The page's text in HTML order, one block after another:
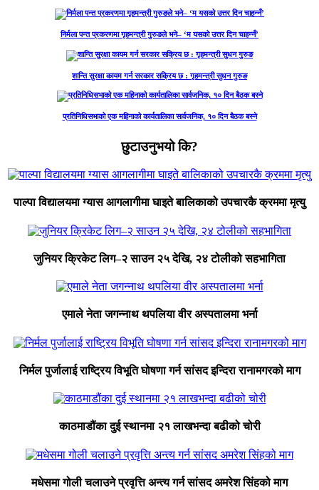
निर्मला पन्त प्रकरणमा गृहमन्त्री गुरुङले भने– ‘म यसको उत्तर दिन चाहन्नँ’
शान्ति सुरक्षा कायम गर्न सरकार सक्रिय छ : गृहमन्त्री सुधन गुरुङ
प्रतिनिधिसभाको एक महिनाको कार्यतालिका सार्वजनिक, १० दिन बैठक बस्ने
छुटाउनुभयो कि?
पाल्पा विद्यालयमा ग्यास आगलागीमा घाइते बालिकाको उपचारकै क्रममा मृत्यु
जुनियर क्रिकेट लिग–२ साउन २५ देखि, २४ टोलीको सहभागिता
एमाले नेता जगन्नाथ थपलिया वीर अस्पतालमा भर्ना
निर्मल पुर्जालाई राष्ट्रिय विभूति घोषणा गर्न सांसद इन्दिरा रानामगरको माग
काठमाडौंका दुई स्थानमा २१ लाखभन्दा बढीको चोरी
मधेसमा गोली चलाउने प्रवृत्ति अन्त्य गर्न सांसद अमरेश सिंहको माग